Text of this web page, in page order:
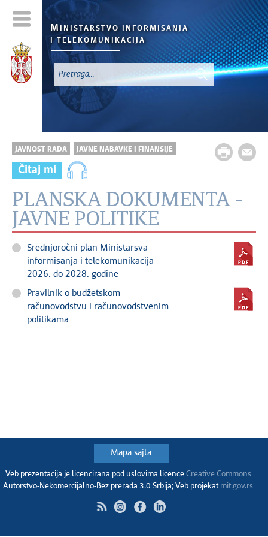
M INISTARSTVO INFORMISANJA
I TELEKOMUNIKACIJA
JAVNOST RADA JAVNE NABAVKE I FINANSIJE
Čitaj mi
PLANSKA DOKUMENTA -
JAVNE POLITIKE
Srednjoročni plan Ministarsva
informisanja i telekomunikacija
2026. do 2028. godine
Pravilnik o budžetskom
računovodstvu i računovodstvenim
politikama
Mapa sajta
Veb prezentacija je licencirana pod uslovima licence Creative Commons
Autorstvo-Nekomercijalno-Bez prerada 3.0 Srbija; Veb projekat mit.gov.rs